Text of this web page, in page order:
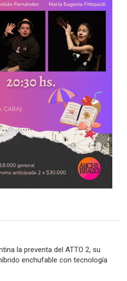
la preventa del ATTO 2, su
enchufable con tecnología